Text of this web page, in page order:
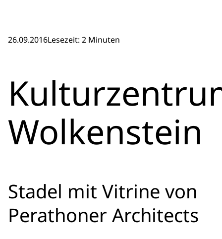
26.09.2016Lesezeit: 2 Minuten
Wolkenstein
Stadel mit Vitrine von
Perathoner Architects